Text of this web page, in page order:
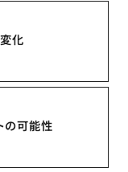
化
の可能性